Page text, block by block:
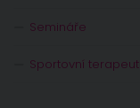
Semináře
Sportovní terapeut